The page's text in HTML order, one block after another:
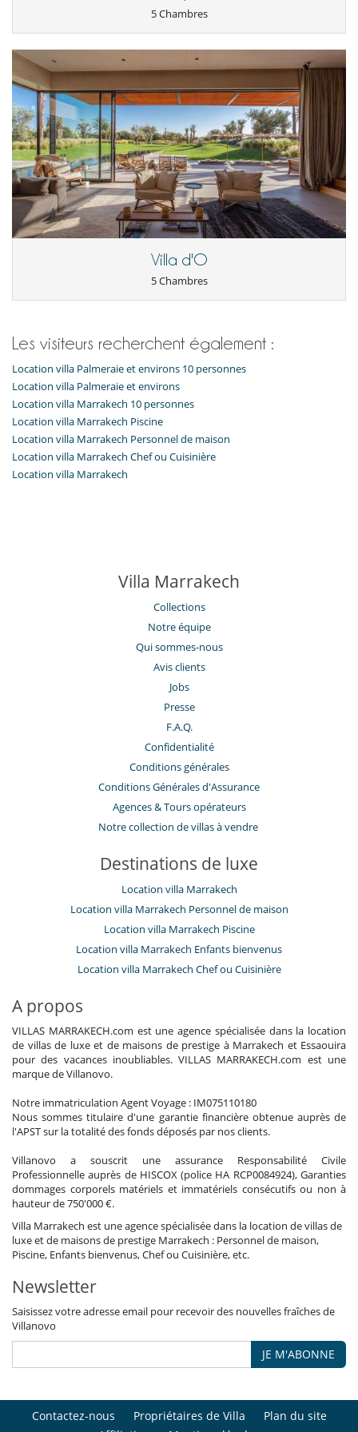
5 Chambres
Villa d'O
5 Chambres
Les visiteurs recherchent également :
Location villa Palmeraie et environs 10 personnes
Location villa Palmeraie et environs
Location villa Marrakech 10 personnes
Location villa Marrakech Piscine
Location villa Marrakech Personnel de maison
Location villa Marrakech Chef ou Cuisinière
Location villa Marrakech
Villa Marrakech
Collections
Notre équipe
Qui sommes-nous
Avis clients
Jobs
Presse
F.A.Q.
Confidentialité
Conditions générales
Conditions Générales d'Assurance
​Agences & Tours opérateurs
Notre collection de villas à vendre
Destinations de luxe
Location villa Marrakech
Location villa Marrakech Personnel de maison
Location villa Marrakech Piscine
Location villa Marrakech Enfants bienvenus
Location villa Marrakech Chef ou Cuisinière
A propos
VILLAS MARRAKECH.com est une agence spécialisée dans la location
de villas de luxe et de maisons de prestige à Marrakech et Essaouira
pour des vacances inoubliables. VILLAS MARRAKECH.com est une
marque de Villanovo.
Notre immatriculation Agent Voyage : IM075110180
Nous sommes titulaire d'une garantie financière obtenue auprès de
l'APST sur la totalité des fonds déposés par nos clients.
Villanovo a souscrit une assurance Responsabilité Civile
Professionnelle auprès de HISCOX (police HA RCP0084924), Garanties
dommages corporels matériels et immatériels consécutifs ou non à
hauteur de 750'000 €.
Villa Marrakech est une agence spécialisée dans la location de villas de
luxe et de maisons de prestige Marrakech : Personnel de maison,
Piscine, Enfants bienvenus, Chef ou Cuisinière, etc.
Newsletter
Saisissez votre adresse email pour recevoir des nouvelles fraîches de
Villanovo
JE M'ABONNE
Contactez-nous Propriétaires de Villa
Plan du site